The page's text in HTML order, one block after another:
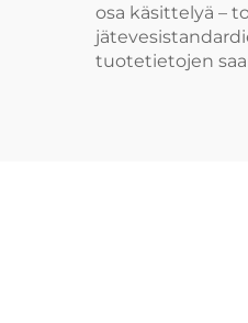
osa käsittelyä –
tuotetietojen